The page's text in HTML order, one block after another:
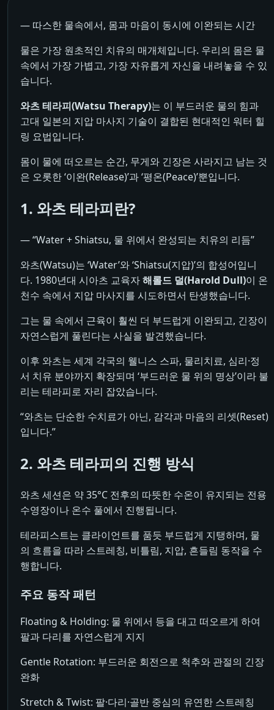
― 따스한 물속에서, 몸과 마음이 동시에 이완되는 시간
물은 가장 원초적인 치유의 매개체입니다. 우리의 몸은 물
속에서 가장 가볍고, 가장 자유롭게 자신을 내려놓을 수 있
습니다.
와츠 테라피(Watsu Therapy)는 이 부드러운 물의 힘과
고대 일본의 지압 마사지 기술이 결합된 현대적인 워터 힐
링 요법입니다.
몸이 물에 떠오르는 순간, 무게와 긴장은 사라지고 남는 것
은 오롯한 ‘이완(Release)’과 ‘평온(Peace)’뿐입니다.
1. 와츠 테라피란?
― “Water + Shiatsu, 물 위에서 완성되는 치유의 리듬”
와츠(Watsu)는 ‘Water’와 ‘Shiatsu(지압)’의 합성어입니
다. 1980년대 시아츠 교육자해롤드 덜(Harold Dull)이 온
천수 속에서 지압 마사지를 시도하면서 탄생했습니다.
그는 물 속에서 근육이 훨씬 더 부드럽게 이완되고, 긴장이
자연스럽게 풀린다는 사실을 발견했습니다.
이후 와츠는 세계 각국의 웰니스 스파, 물리치료, 심리·정
서 치유 분야까지 확장되며 ‘부드러운 물 위의 명상’이라 불
리는 테라피로 자리 잡았습니다.
“와츠는 단순한 수치료가 아닌, 감각과 마음의 리셋(Reset)
입니다.”
2. 와츠 테라피의 진행 방식
와츠 세션은 약 35°C 전후의 따뜻한 수온이 유지되는 전용
수영장이나 온수 풀에서 진행됩니다.
테라피스트는 클라이언트를 품듯 부드럽게 지탱하며, 물
의 흐름을 따라 스트레칭, 비틀림, 지압, 흔들림 동작을 수
행합니다.
주요 동작 패턴
Floating & Holding: 물 위에서 등을 대고 떠오르게 하여
팔과 다리를 자연스럽게 지지
Gentle Rotation: 부드러운 회전으로 척추와 관절의 긴장
완화
Stretch & Twist: 팔·다리·골반 중심의 유연한 스트레칭